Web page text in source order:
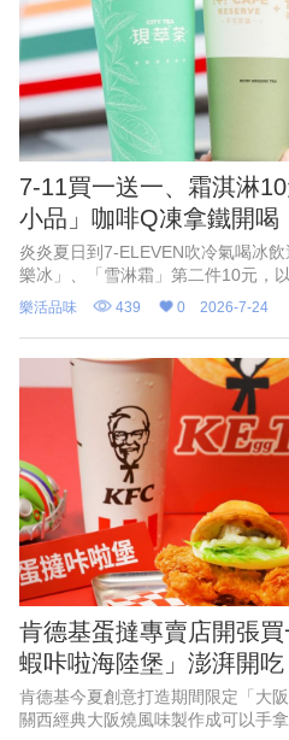
7-11買一送一、霜淇淋
小品」咖啡Q凍拿鐵開喝
炎炎夏日到7-ELEVEN吹冷氣喝冰
樂冰」、「雪淋霜」第二件10元，
惠，並有「飲料抽抽樂」指定飲料
只要0
樂活品味 439 0 2026-7-24
肯德基蛋撻專賣店開張
蝦咔啦海陸堡」澎湃開吃
肯德基今夏創意打造期間限定「大
關西經典大阪燒風味製作成可以手